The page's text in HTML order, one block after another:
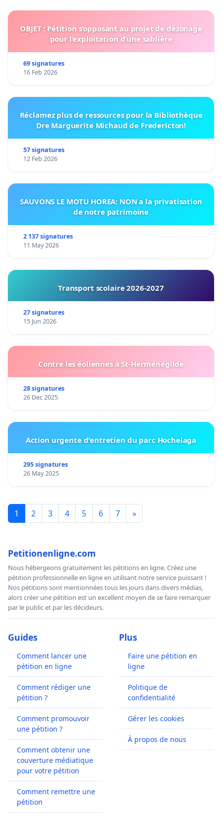
OBJET : Pétition s’opposant au projet de dézonage
pour l’exploitation d’une sablière
69 signatures
16 Feb 2026
Réclamez plus de ressources pour la Bibliothèque
Dre Marguerite Michaud de Fredericton!
57 signatures
12 Feb 2026
SAUVONS LE MOTU HOREA: NON a la privatisation
de notre patrimoine
2 137 signatures
11 May 2026
Transport scolaire 2026-2027
27 signatures
15 Jun 2026
Contre les éoliennes à St-Herménégilde
28 signatures
26 Dec 2025
Action urgente d'entretien du parc Hochelaga
295 signatures
26 May 2025
1 2 3 4 5 6 7 »
Petitionenligne.com
Nous hébergeons gratuitement les pétitions en ligne. Créez une
pétition professionnelle en ligne en utilisant notre service puissant !
Nos pétitions sont mentionnées tous les jours dans divers médias,
alors créer une pétition est un excellent moyen de se faire remarquer
par le public et par les décideurs.
Guides
Comment lancer une
pétition en ligne
Comment rédiger une
pétition ?
Comment promouvoir
une pétition ?
Comment obtenir une
couverture médiatique
pour votre pétition
Comment remettre une
pétition
Plus
Faire une pétition en
ligne
Politique de
confidentialité
Gérer les cookies
À propos de nous